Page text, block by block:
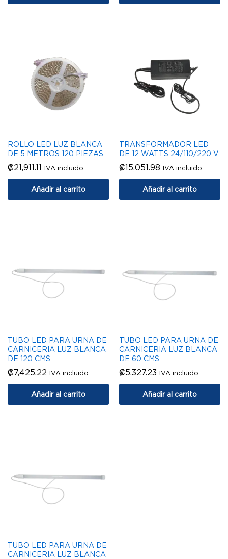
ROLLO LED LUZ BLANCA
DE 5 METROS 120 PIEZAS
₡21,911.11 IVA incluido
Añadir al carrito
TRANSFORMADOR LED
DE 12 WATTS 24/110/220 V
₡15,051.98 IVA incluido
Añadir al carrito
TUBO LED PARA URNA DE
CARNICERIA LUZ BLANCA
DE 120 CMS
₡7,425.22 IVA incluido
Añadir al carrito
TUBO LED PARA URNA DE
CARNICERIA LUZ BLANCA
DE 60 CMS
₡5,327.23 IVA incluido
Añadir al carrito
TUBO LED PARA URNA DE
CARNICERIA LUZ BLANCA